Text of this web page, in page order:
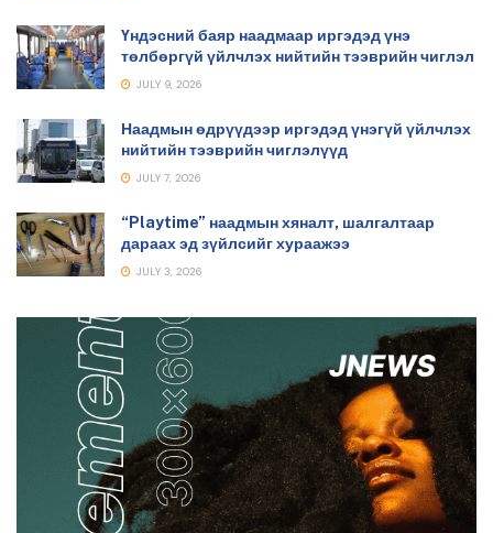
Үндэсний баяр наадмаар иргэдэд үнэ
төлбөргүй үйлчлэх нийтийн тээврийн чиглэл
JULY 9, 2026
Наадмын өдрүүдээр иргэдэд үнэгүй үйлчлэх
нийтийн тээврийн чиглэлүүд
JULY 7, 2026
“Playtime” наадмын хяналт, шалгалтаар
дараах эд зүйлсийг хураажээ
JULY 3, 2026